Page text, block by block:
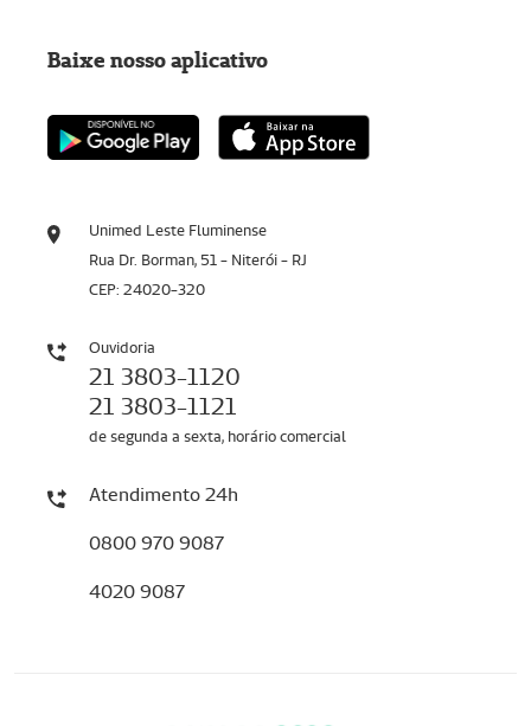
Unimed Leste Fluminense
Rua Dr. Borman, 51 - Niterói - RJ
CEP: 24020-320
Ouvidoria
21 3803-1120
21 3803-1121
de segunda a sexta, horário comercial
Atendimento 24h
0800 970 9087
4020 9087
Baixe nosso aplicativo